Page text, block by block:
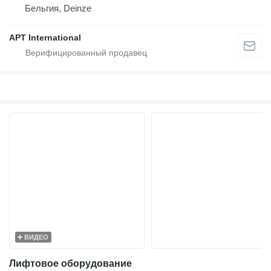
Бельгия, Deinze
APT International
ВИДЕО
Лифтовое оборудование